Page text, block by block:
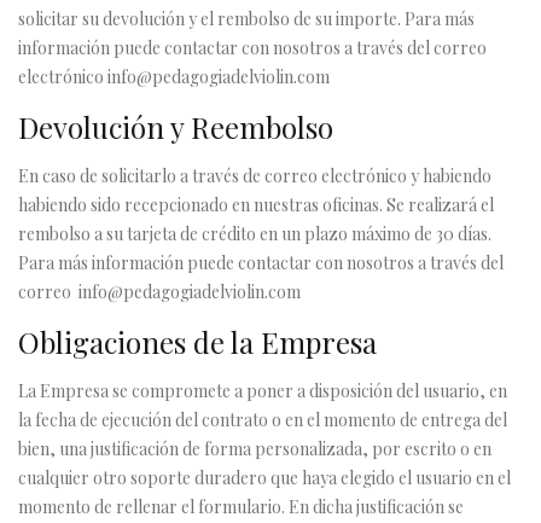
solicitar su devolución y el rembolso de su importe. Para más
información puede contactar con nosotros a través del correo
electrónico info@pedagogiadelviolin.com
Devolución y Reembolso
En caso de solicitarlo a través de correo electrónico y habiendo
habiendo sido recepcionado en nuestras oficinas. Se realizará el
rembolso a su tarjeta de crédito en un plazo máximo de 30 días.
Para más información puede contactar con nosotros a través del
correo info@pedagogiadelviolin.com
Obligaciones de la Empresa
La Empresa se compromete a poner a disposición del usuario, en
la fecha de ejecución del contrato o en el momento de entrega del
bien, una justificación de forma personalizada, por escrito o en
cualquier otro soporte duradero que haya elegido el usuario en el
momento de rellenar el formulario. En dicha justificación se